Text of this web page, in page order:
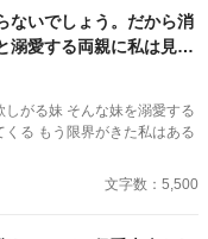
の中。 誰にも期待されてい
しい」と願った瞬間――奇跡
見つける。 そして少女は、ま
て迎えられることになる。
、神に選ばれるまでの物
ないでしょう。だから消
愛する両親に私は見切
がる妹 そんな妹を溺愛する
はある
文字数：5,500